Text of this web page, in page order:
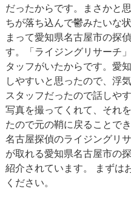
だったからです。まさかと
ちが落ち込んで鬱みたいな
まって愛知県名古屋市の探
す。「ライジングリサーチ
タッフがいたからです。愛
しやすいと思ったので、浮
スタッフだったので話しや
写真を撮ってくれて、それ
たので元の鞘に戻ることでき
名古屋探偵のライジングリ
が取れる愛知県名古屋市の
紹介されています。 まずは
ください。